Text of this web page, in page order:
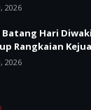
2026
Hari
Rangkaian
2026